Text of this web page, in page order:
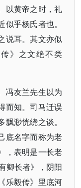
以黄帝之时，礼
乎杨氏者也。
说耳。其文亦似
》之文绝不类
冯友兰先生以为
而知。司马迁误
渺恍绕之谈。
底名字而称为老
，表明是一长老
卿长者》，阴阳
乐毅传》里底河